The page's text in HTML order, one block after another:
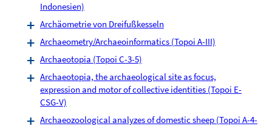
Indonesien)
Archäometrie von Dreifußkesseln
Archaeometry/Archaeoinformatics (Topoi A-III)
Archaeotopia (Topoi C-3-5)
Archaeotopia, the archaeological site as focus,
expression and motor of collective identities (Topoi E-
CSG-V)
Archaeozoological analyzes of domestic sheep (Topoi A-4-